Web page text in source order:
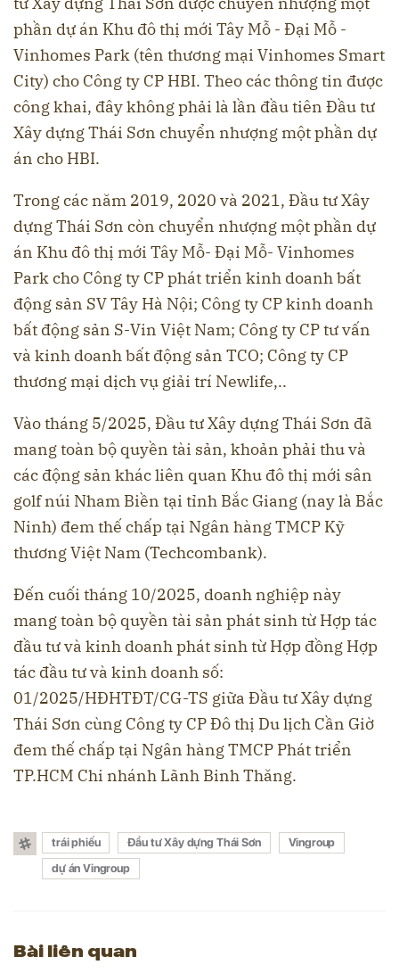
phần dự án Khu đô thị mới Tây Mỗ - Đại Mỗ -
Vinhomes Park (tên thương mại Vinhomes Smart
City) cho Công ty CP HBI. Theo các thông tin được
công khai, đây không phải là lần đầu tiên Đầu tư
Xây dựng Thái Sơn chuyển nhượng một phần dự
án cho HBI.
Trong các năm 2019, 2020 và 2021, Đầu tư Xây
dựng Thái Sơn còn chuyển nhượng một phần dự
án Khu đô thị mới Tây Mỗ- Đại Mỗ- Vinhomes
Park cho Công ty CP phát triển kinh doanh bất
động sản SV Tây Hà Nội; Công ty CP kinh doanh
bất động sản S-Vin Việt Nam; Công ty CP tư vấn
và kinh doanh bất động sản TCO; Công ty CP
thương mại dịch vụ giải trí Newlife,..
Vào tháng 5/2025, Đầu tư Xây dựng Thái Sơn đã
mang toàn bộ quyền tài sản, khoản phải thu và
các động sản khác liên quan Khu đô thị mới sân
golf núi Nham Biền tại tỉnh Bắc Giang (nay là Bắc
Ninh) đem thế chấp tại Ngân hàng TMCP Kỹ
thương Việt Nam (Techcombank).
Đến cuối tháng 10/2025, doanh nghiệp này
mang toàn bộ quyền tài sản phát sinh từ Hợp tác
đầu tư và kinh doanh phát sinh từ Hợp đồng Hợp
tác đầu tư và kinh doanh số:
01/2025/HĐHTĐT/CG-TS giữa Đầu tư Xây dựng
Thái Sơn cùng Công ty CP Đô thị Du lịch Cần Giờ
đem thế chấp tại Ngân hàng TMCP Phát triển
TP.HCM Chi nhánh Lãnh Binh Thăng.
trái phiếu Đầu tư Xây dựng Thái Sơn
Vingroup
dự án Vingroup
Bài liên quan